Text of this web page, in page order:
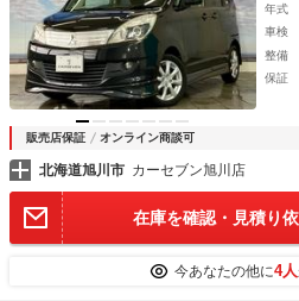
年式
車検
整備
保証
販売店保証 オンライン商談可
北海道旭川市 カーセブン旭川店
在庫を確認・見積り
今あなたの他に4人